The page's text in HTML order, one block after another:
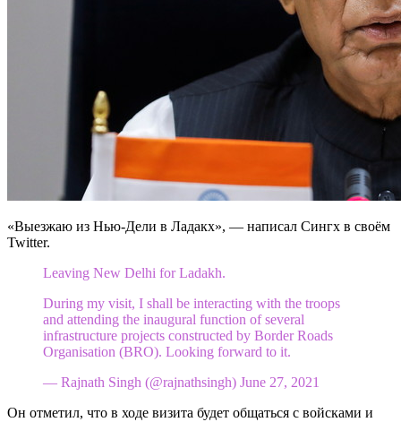
«Выезжаю из Нью-Дели в Ладакх», — написал Сингх в своём
Twitter.
Leaving New Delhi for Ladakh.
During my visit, I shall be interacting with the troops
and attending the inaugural function of several
infrastructure projects constructed by Border Roads
Organisation (BRO). Looking forward to it.
— Rajnath Singh (@rajnathsingh) June 27, 2021
Он отметил, что в ходе визита будет общаться с войсками и